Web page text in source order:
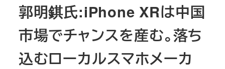
郭明錤氏:iPhone XRは中国
市場でチャンスを産む。落ち
込むローカルスマホメーカ